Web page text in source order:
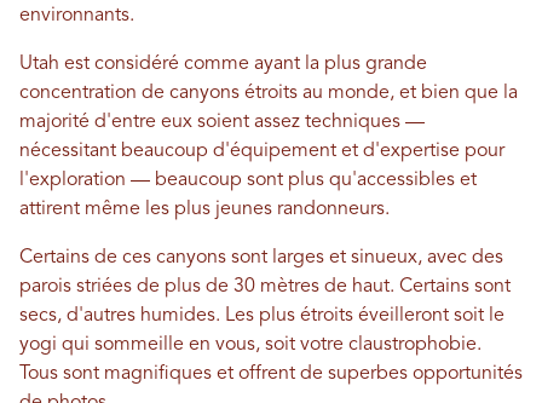
environnants.
Utah est considéré comme ayant la plus grande
concentration de canyons étroits au monde, et bien que la
majorité d'entre eux soient assez techniques —
nécessitant beaucoup d'équipement et d'expertise pour
l'exploration — beaucoup sont plus qu'accessibles et
attirent même les plus jeunes randonneurs.
Certains de ces canyons sont larges et sinueux, avec des
parois striées de plus de 30 mètres de haut. Certains sont
secs, d'autres humides. Les plus étroits éveilleront soit le
yogi qui sommeille en vous, soit votre claustrophobie.
Tous sont magnifiques et offrent de superbes opportunités